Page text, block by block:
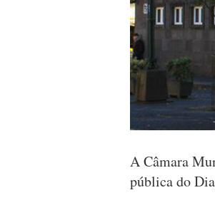
A Câmara
pública do